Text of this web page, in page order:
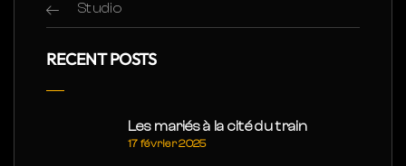
Studio
RECENT POSTS
Les mariés à la cité du train
17 février 2025